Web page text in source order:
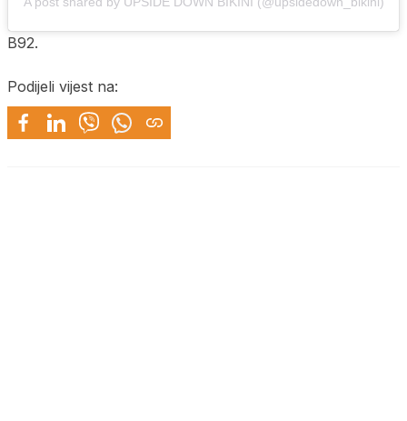
B92.
Podijeli vijest na: